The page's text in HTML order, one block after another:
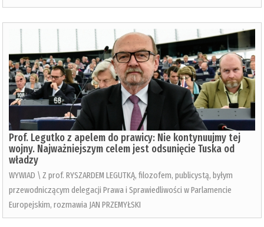
Prof. Legutko z apelem do prawicy: Nie kontynuujmy tej
wojny. Najważniejszym celem jest odsunięcie Tuska od
władzy
WYWIAD \ Z prof. RYSZARDEM LEGUTKĄ, filozofem, publicystą, byłym
przewodniczącym delegacji Prawa i Sprawiedliwości w Parlamencie
Europejskim, rozmawia JAN PRZEMYŁSKI